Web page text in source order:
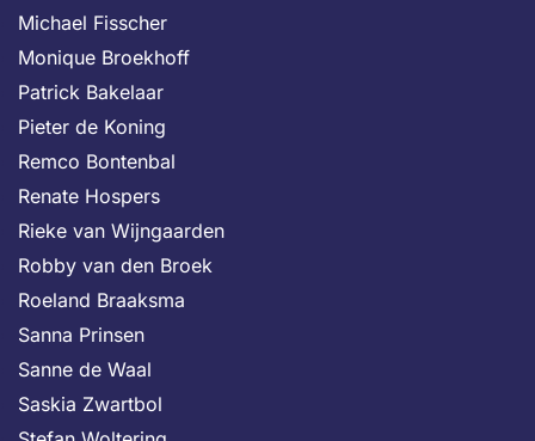
Michael Fisscher
Monique Broekhoff
Patrick Bakelaar
Pieter de Koning
Remco Bontenbal
Renate Hospers
Rieke van Wijngaarden
Robby van den Broek
Roeland Braaksma
Sanna Prinsen
Sanne de Waal
Saskia Zwartbol